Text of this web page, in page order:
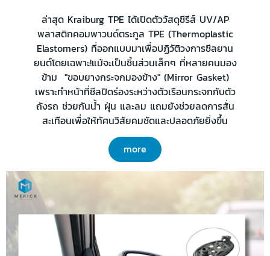
ล่าสุด Kraiburg TPE ได้เปิดตัววัสดุซีรีส์ UV/AP
พลาสติกคอมพาวนด์ตระกูล TPE (Thermoplastic
Elastomers) ที่ออกแบบมาเพื่อปฏิวัติวงการซีลยาน
ยนต์โดยเฉพาะ!แม้จะเป็นชิ้นส่วนเล็กๆ ที่หลายคนมอง
ข้าม "ขอบยางกระจกมองข้าง" (Mirror Gasket)
เพราะทำหน้าที่ซีลปิดร่องระหว่างตัวเรือนกระจกกับตัว
ถังรถ ช่วยกันน้ำ ฝุ่น และลม แถมยังช่วยลดการสั่น
สะเทือนเพื่อให้ทัศนวิสัยคมชัดและปลอดภัยยิ่งขึ้น
more